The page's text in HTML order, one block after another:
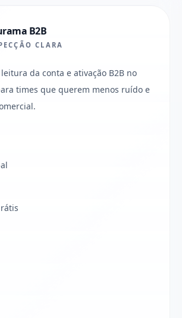
B2B
CLARA
da conta e ativação B2B no
times que querem menos ruído e